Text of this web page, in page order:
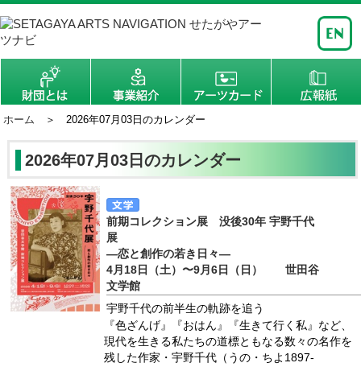
ホーム ＞ 2026年07月03日のカレンダー
2026年07月03日のカレンダー
前期コレクション展 没後30年 宇野千代
展
―恋と創作の若き日々―
4月18日（土）〜9月6日（日） 世田谷
文学館
宇野千代の前半生の軌跡を追う
『色ざんげ』『おはん』『生きて行く私』など、
現代を生きる私たちの道標ともなる数々の名作を
残した作家・宇野千代（うの・ちよ1897-